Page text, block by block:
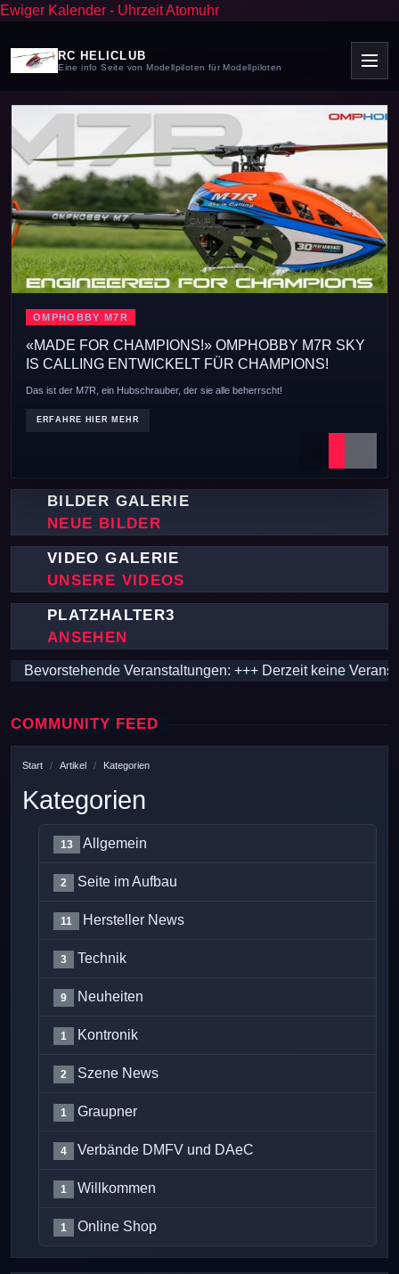
Ewiger Kalender - Uhrzeit Atomuhr
RC HELICLUB
Eine info Seite von Modellpiloten für Modellpiloten
SKY
SOXOS STRIKE 7.1
DER ALLESKÖNNER DER 700ER KLASSE
Bei der Entwicklung des SOXOS STRIKE 7.1 war die wesentliche
die.......
ERFAHRE HIER MEHR
BILDER GALERIE
NEUE BILDER
VIDEO GALERIE
UNSERE VIDEOS
PLATZHALTER3
ANSEHEN
Veranstaltungen: +++ Derzeit keine
COMMUNITY FEED
Start Artikel Kategorien
Kategorien
13 Allgemein
2 Seite im Aufbau
11 Hersteller News
3 Technik
9 Neuheiten
1 Kontronik
2 Szene News
1 Graupner
4 Verbände DMFV und DAeC
1 Willkommen
1 Online Shop